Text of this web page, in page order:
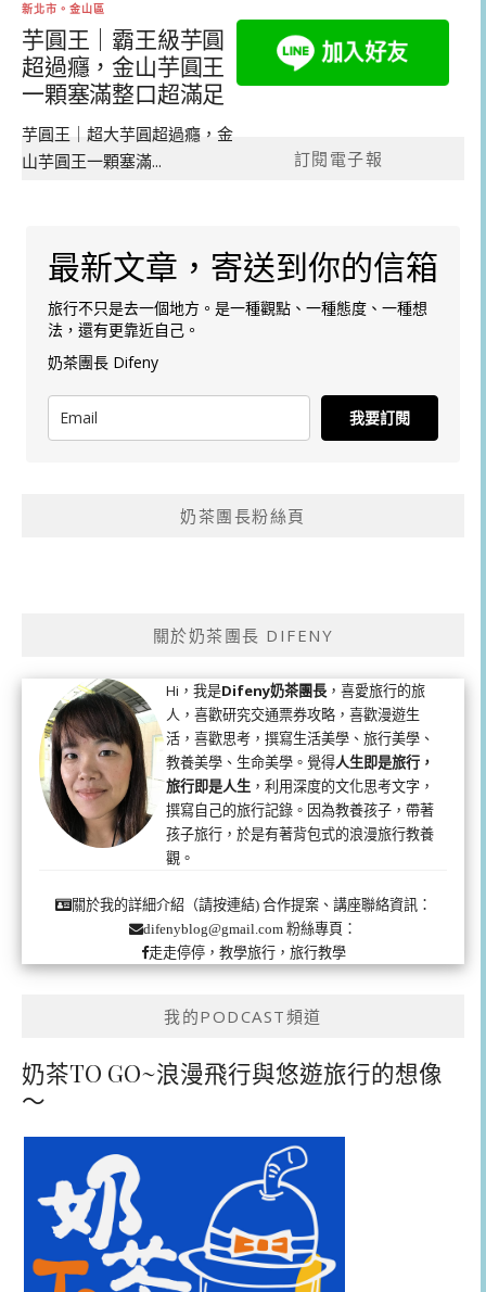
新北市。金山區
芋圓王｜霸王級芋圓
超過癮，金山芋圓王
一顆塞滿整口超滿足
芋圓王｜超大芋圓超過癮，金
山芋圓王一顆塞滿...
訂閱電子報
最新文章，寄送到你的信箱
旅行不只是去一個地方。是一種觀點、一種態度、一種想
法，還有更靠近自己。
奶茶團長 Difeny
我要訂閱
奶茶團長粉絲頁
關於奶茶團長 DIFENY
Hi，我是Difeny奶茶團長 ，喜愛旅行的旅
人，喜歡研究交通票券攻略，喜歡漫遊生
活，喜歡思考，撰寫生活美學、旅行美學、
教養美學、生命美學。覺得人生即是旅行，
旅行即是人生 ，利用深度的文化思考文字，
撰寫自己的旅行記錄。因為教養孩子，帶著
孩子旅行，於是有著背包式的浪漫旅行教養
觀。
關於我的詳細介紹（請按連結)合作提案、講座聯絡資訊：
difenyblog@gmail.com 粉絲專頁：
走走停停，教學旅行，旅行教學
我的PODCAST頻道
奶茶TO GO~浪漫飛行與悠遊旅行的想像
～